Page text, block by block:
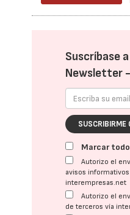
Suscríbase
Newsletter -
SUSCRIBIRME
Marcar
Autorizo el
avisos
interempresas.net
Autorizo el
de terceros vía